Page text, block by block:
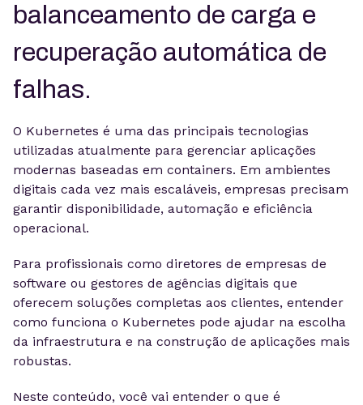
balanceamento de carga e
recuperação automática de
falhas.
O Kubernetes é uma das principais tecnologias
utilizadas atualmente para gerenciar aplicações
modernas baseadas em containers. Em ambientes
digitais cada vez mais escaláveis, empresas precisam
garantir disponibilidade, automação e eficiência
operacional.
Para profissionais como diretores de empresas de
software ou gestores de agências digitais que
oferecem soluções completas aos clientes, entender
como funciona o Kubernetes pode ajudar na escolha
da infraestrutura e na construção de aplicações mais
robustas.
Neste conteúdo, você vai entender o que é